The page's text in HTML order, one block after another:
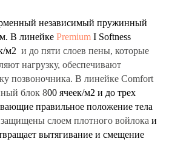
независимый пружинный
В линейке Premium I Softness
м2 и до пяти слоев пены, которые
нагрузку, обеспечивают
позвоночника. В линейке Comfort
блок 800 ячеек/м2 и до трех
правильное положение тела
слоем плотного войлока и
вытягивание и смещение